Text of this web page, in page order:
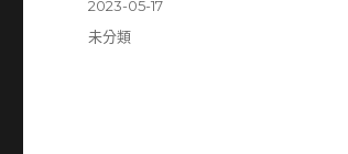
發
佈
2023-05-17
分
未分類